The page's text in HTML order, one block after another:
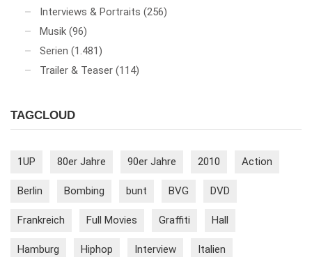
Interviews & Portraits (256)
Musik (96)
Serien (1.481)
Trailer & Teaser (114)
TAGCLOUD
1UP 80er Jahre 90er Jahre 2010 Action
Berlin Bombing bunt BVG DVD
Frankreich Full Movies Graffiti Hall
Hamburg Hiphop Interview Italien